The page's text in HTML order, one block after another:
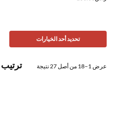
تحديد أحد الخيارات
عرض 1–18 من أصل 27 نتيجة